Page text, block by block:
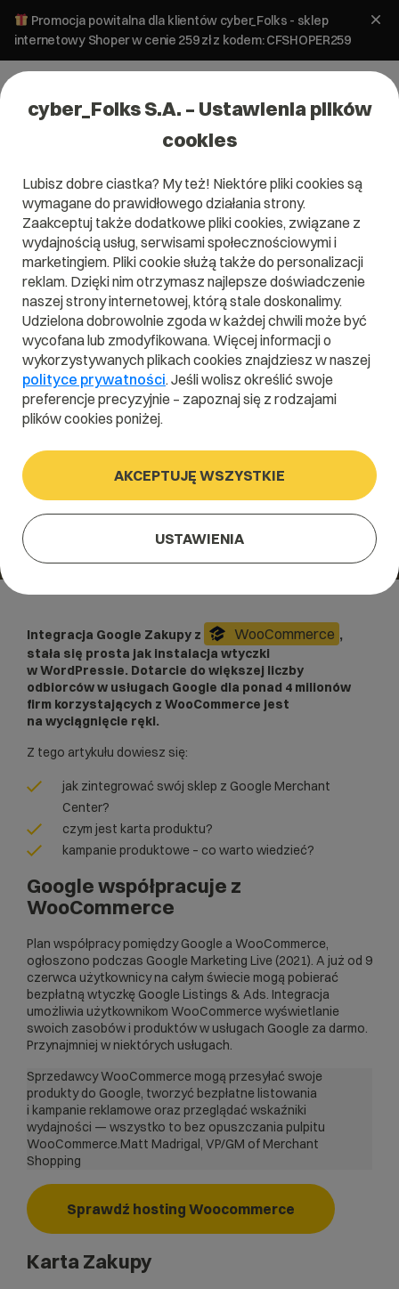
Promocja powitalna dla klientów cyber_Folks - sklep
internetowy Shoper w cenie 259 zł z kodem: CFSHOPER259
Hosting
Integracja WooCommerce z Google
Zakupy prosta jak nigdy dotąd
7 marca 2025 ok.2min
Integracja Google Zakupy z WooCommerce ,
stała się prosta jak instalacja wtyczki
w WordPressie. Dotarcie do większej liczby
odbiorców w usługach Google dla ponad 4 milionów
firm korzystających z WooCommerce jest
na wyciągnięcie ręki.
Z tego artykułu dowiesz się:
jak zintegrować swój sklep z Google Merchant
Center?
czym jest karta produktu?
kampanie produktowe – co warto wiedzieć?
Google współpracuje z
WooCommerce
Plan współpracy pomiędzy Google a WooCommerce,
ogłoszono podczas Google Marketing Live (2021). A już od 9
czerwca użytkownicy na całym świecie mogą pobierać
bezpłatną wtyczkę Google Listings & Ads. Integracja
umożliwia użytkownikom WooCommerce wyświetlanie
swoich zasobów i produktów w usługach Google za darmo.
Przynajmniej w niektórych usługach.
Sprzedawcy WooCommerce mogą przesyłać swoje
produkty do Google, tworzyć bezpłatne listowania
i kampanie reklamowe oraz przeglądać wskaźniki
wydajności — wszystko to bez opuszczania pulpitu
WooCommerce.Matt Madrigal, VP/GM of Merchant
Shopping
Sprawdź hosting Woocommerce
Karta Zakupy
cyber_Folks S.A. – Ustawienia plików
cookies
Lubisz dobre ciastka? My też! Niektóre pliki cookies są
wymagane do prawidłowego działania strony.
Zaakceptuj także dodatkowe pliki cookies, związane z
wydajnością usług, serwisami społecznościowymi i
marketingiem. Pliki cookie służą także do personalizacji
reklam. Dzięki nim otrzymasz najlepsze doświadczenie
naszej strony internetowej, którą stale doskonalimy.
Udzielona dobrowolnie zgoda w każdej chwili może być
wycofana lub zmodyfikowana. Więcej informacji o
wykorzystywanych plikach cookies znajdziesz w naszej
polityce prywatności. Jeśli wolisz określić swoje
preferencje precyzyjnie – zapoznaj się z rodzajami
plików cookies poniżej.
AKCEPTUJĘ WSZYSTKIE
USTAWIENIA